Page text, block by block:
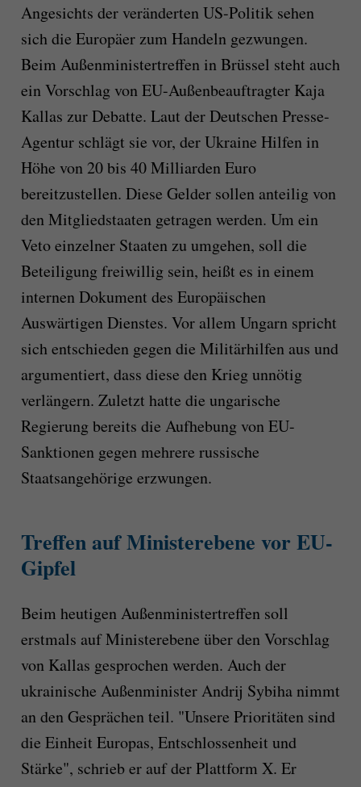
Angesichts der veränderten US-Politik sehen
sich die Europäer zum Handeln gezwungen.
Beim Außenministertreffen in Brüssel steht auch
ein Vorschlag von EU-Außenbeauftragter Kaja
Kallas zur Debatte. Laut der Deutschen Presse-
Agentur schlägt sie vor, der Ukraine Hilfen in
Höhe von 20 bis 40 Milliarden Euro
bereitzustellen. Diese Gelder sollen anteilig von
den Mitgliedstaaten getragen werden. Um ein
Veto einzelner Staaten zu umgehen, soll die
Beteiligung freiwillig sein, heißt es in einem
internen Dokument des Europäischen
Auswärtigen Dienstes. Vor allem Ungarn spricht
sich entschieden gegen die Militärhilfen aus und
argumentiert, dass diese den Krieg unnötig
verlängern. Zuletzt hatte die ungarische
Regierung bereits die Aufhebung von EU-
Sanktionen gegen mehrere russische
Staatsangehörige erzwungen.
Treffen auf Ministerebene vor EU-
Gipfel
Beim heutigen Außenministertreffen soll
erstmals auf Ministerebene über den Vorschlag
von Kallas gesprochen werden. Auch der
ukrainische Außenminister Andrij Sybiha nimmt
an den Gesprächen teil. "Unsere Prioritäten sind
die Einheit Europas, Entschlossenheit und
Stärke", schrieb er auf der Plattform X. Er